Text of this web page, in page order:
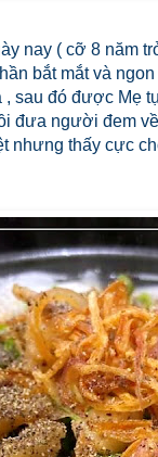
nay ( cỡ 8 năm
bắt mắt và
sau đó được Mẹ
đưa người đem
nhưng thấy cực